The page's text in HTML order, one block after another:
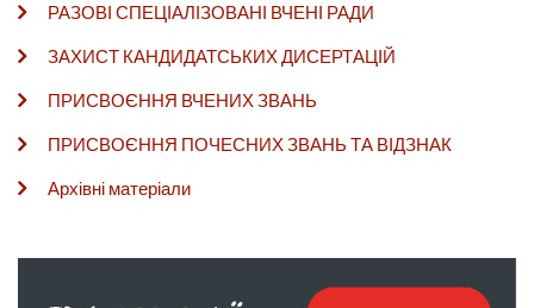
РАЗОВІ СПЕЦІАЛІЗОВАНІ ВЧЕНІ РАДИ
ЗАХИСТ КАНДИДАТСЬКИХ ДИСЕРТАЦІЙ
ПРИСВОЄННЯ ВЧЕНИХ ЗВАНЬ
ПРИСВОЄННЯ ПОЧЕСНИХ ЗВАНЬ ТА ВІДЗНАК
Архівні матеріали